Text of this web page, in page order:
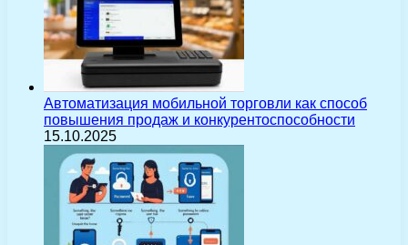
Автоматизация мобильной торговли как способ
повышения продаж и конкурентоспособности
15.10.2025